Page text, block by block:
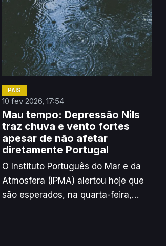
PAÍS
10 fev 2026, 17:54
Mau tempo: Depressão Nils
traz chuva e vento fortes
apesar de não afetar
diretamente Portugal
O Instituto Português do Mar e da
Atmosfera (IPMA) alertou hoje que
são esperados, na quarta-feira,